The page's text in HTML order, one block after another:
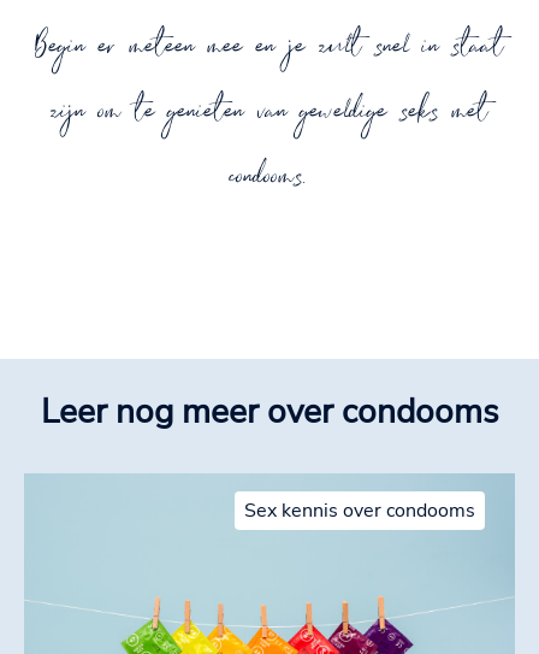
Begin er meteen mee en je zult snel in staat
zijn om te genieten van geweldige seks met
condooms.
Leer nog meer over condooms
Sex kennis over condooms